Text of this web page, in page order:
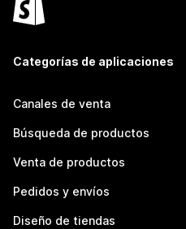
Categorías de aplicaciones
Canales de venta
Búsqueda de productos
Venta de productos
Pedidos y envíos
Diseño de tiendas